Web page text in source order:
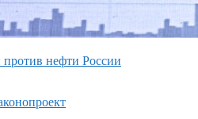
нефти России